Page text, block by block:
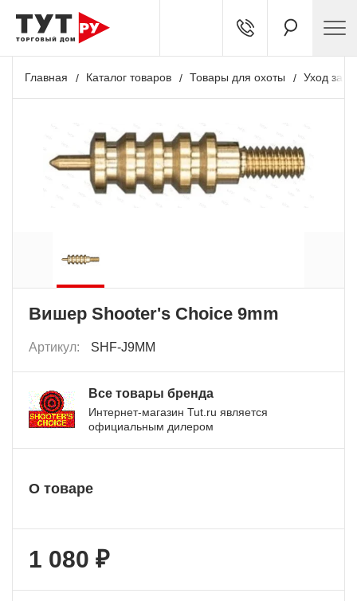
Главная Каталог товаров Товары для охоты Уход за
Вишер Shooter's Choice 9mm
Артикул: SHF-J9MM
Все товары бренда
Интернет-магазин Tut.ru является
официальным дилером
О товаре
1 080 ₽